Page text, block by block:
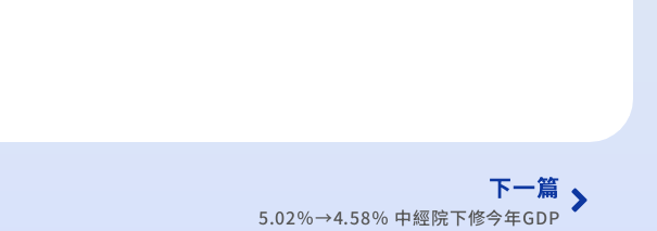
下一篇
5.02％→4.58％ 中經院下修今年GDP